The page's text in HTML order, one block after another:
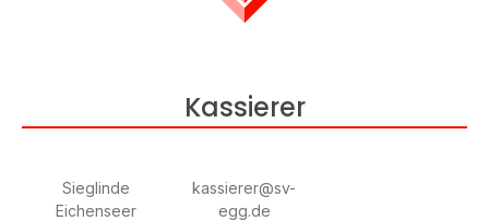
Kassierer
Sieglinde
Eichenseer
kassierer@sv-
egg.de